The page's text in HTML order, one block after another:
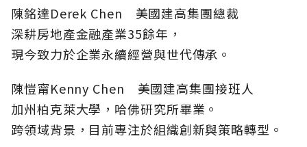
陳銘達Derek Chen 美國建高集團總裁
深耕房地產金融產業35餘年，
現今致力於企業永續經營與世代傳承。
陳愷甯Kenny Chen 美國建高集團接班人
加州柏克萊大學，哈佛研究所畢業。
跨領域背景，目前專注於組織創新與策略轉型。